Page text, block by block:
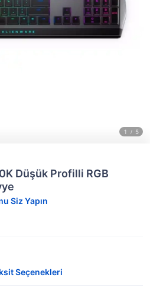
Düşük Profilli RGB
Siz Yapın
Seçenekleri